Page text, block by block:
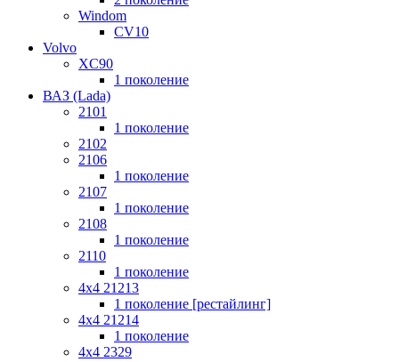
Windom
СV10
Volvo
XC90
1 поколение
ВАЗ (Lada)
2101
1 поколение
2102
2106
1 поколение
2107
1 поколение
2108
1 поколение
2110
1 поколение
4x4 21213
1 поколение [рестайлинг]
4x4 21214
1 поколение
4x4 2329